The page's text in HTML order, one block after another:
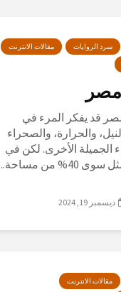
سرد الروايات
مقالات الانترنت
قد يفكر المرء في
والحرارة، والصحراء
الجميلة الأخرى. لكن في
من مساحة...
ديسمبر 19, 2024
مقالات الانترنت